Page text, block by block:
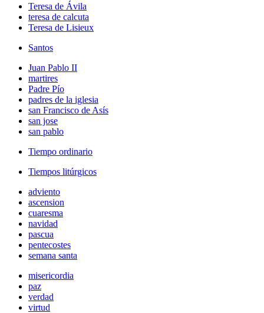
Teresa de Ávila
teresa de calcuta
Teresa de Lisieux
Santos
Juan Pablo II
martires
Padre Pío
padres de la iglesia
san Francisco de Asís
san jose
san pablo
Tiempo ordinario
Tiempos litúrgicos
adviento
ascension
cuaresma
navidad
pascua
pentecostes
semana santa
misericordia
paz
verdad
virtud